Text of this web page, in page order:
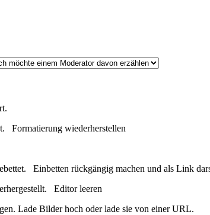
Formatierung wiederherstellen
Einbetten rückgängig machen und als Link
Editor leeren
Lade Bilder hoch oder lade sie von einer URL.